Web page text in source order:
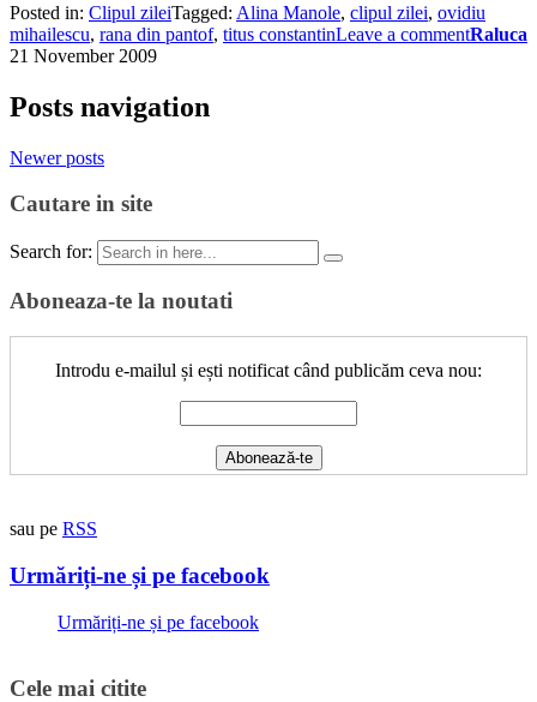
Posted in: Clipul zileiTagged: Alina Manole, clipul zilei, ovidiu
mihailescu, rana din pantof, titus constantinLeave a commentRaluca
21 November 2009
Posts navigation
Newer posts
Cautare in site
Search for:
Aboneaza-te la noutati
Introdu e-mailul și ești notificat când publicăm ceva nou:
sau pe RSS
Urmăriți-ne și pe facebook
Urmăriți-ne și pe facebook
Cele mai citite